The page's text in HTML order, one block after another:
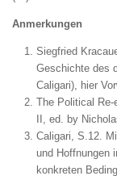
Anmerkungen
Siegfried
Geschichte des
Caligari), hier
The Political Re-
II, ed. by
Caligari, S.12.
und Hoffnungen
konkreten